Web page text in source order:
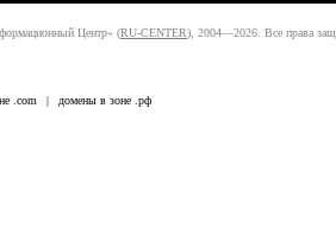
Центр» (RU-CENTER), 2004—2026. Все права
.com | домены в зоне .рф